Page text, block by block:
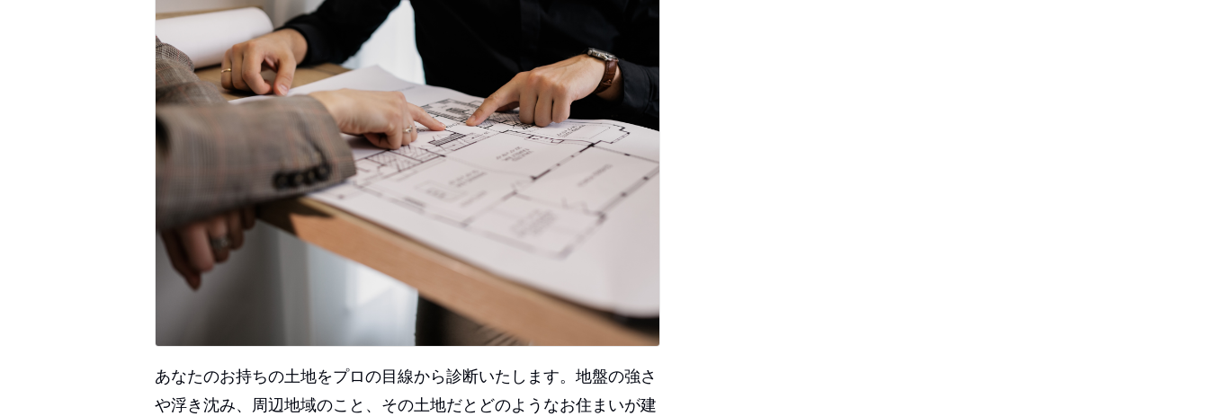
あなたのお持ちの土地をプロの目線から診断いたします。地盤の強さ
や浮き沈み、周辺地域のこと、その土地だとどのようなお住まいが建